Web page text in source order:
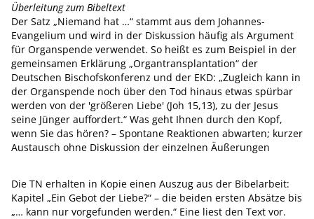
Überleitung zum Bibeltext
Der Satz „Niemand hat …“ stammt aus dem Johannes-
Evangelium und wird in der Diskussion häufig als Argument
für Organspende verwendet. So heißt es zum Beispiel in der
gemeinsamen Erklärung „Organtransplantation“ der
Deutschen Bischofskonferenz und der EKD: „Zugleich kann in
der Organspende noch über den Tod hinaus etwas spürbar
werden von der 'größeren Liebe' (Joh 15,13), zu der Jesus
seine Jünger auffordert.“ Was geht Ihnen durch den Kopf,
wenn Sie das hören? – Spontane Reaktionen abwarten; kurzer
Austausch ohne Diskussion der einzelnen Äußerungen
Die TN erhalten in Kopie einen Auszug aus der Bibelarbeit:
Kapitel „Ein Gebot der Liebe?“ – die beiden ersten Absätze bis
„… kann nur vorgefunden werden.“ Eine liest den Text vor.